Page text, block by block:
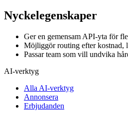
Nyckelegenskaper
Ger en gemensam API-yta för
Möjliggör routing efter kostnad,
Passar team som vill undvika
AI-verktyg
Alla AI-verktyg
Annonsera
Erbjudanden